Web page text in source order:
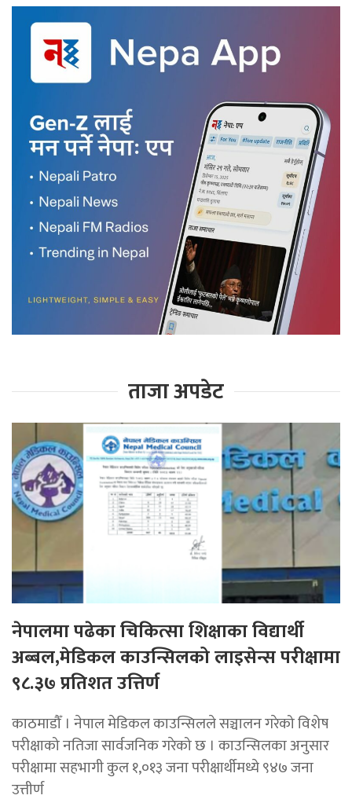
ताजा अपडेट
नेपालमा पढेका चिकित्सा शिक्षाका विद्यार्थी
अब्बल,मेडिकल काउन्सिलको लाइसेन्स परीक्षामा
९८.३७ प्रतिशत उत्तिर्ण
काठमाडौँ । नेपाल मेडिकल काउन्सिलले सञ्चालन गरेको विशेष
परीक्षाको नतिजा सार्वजनिक गरेको छ । काउन्सिलका अनुसार
परीक्षामा सहभागी कुल १,०१३ जना परीक्षार्थीमध्ये ९४७ जना
उत्तीर्ण